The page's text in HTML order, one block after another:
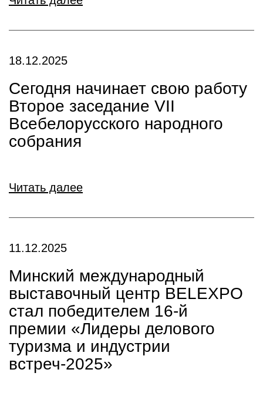
18.12.2025
Сегодня начинает свою работу
Второе заседание VII
Всебелорусского народного
собрания
Читать далее
11.12.2025
Минский международный
выставочный центр BELEXPO
стал победителем 16-й
премии «Лидеры делового
туризма и индустрии
встреч-2025»